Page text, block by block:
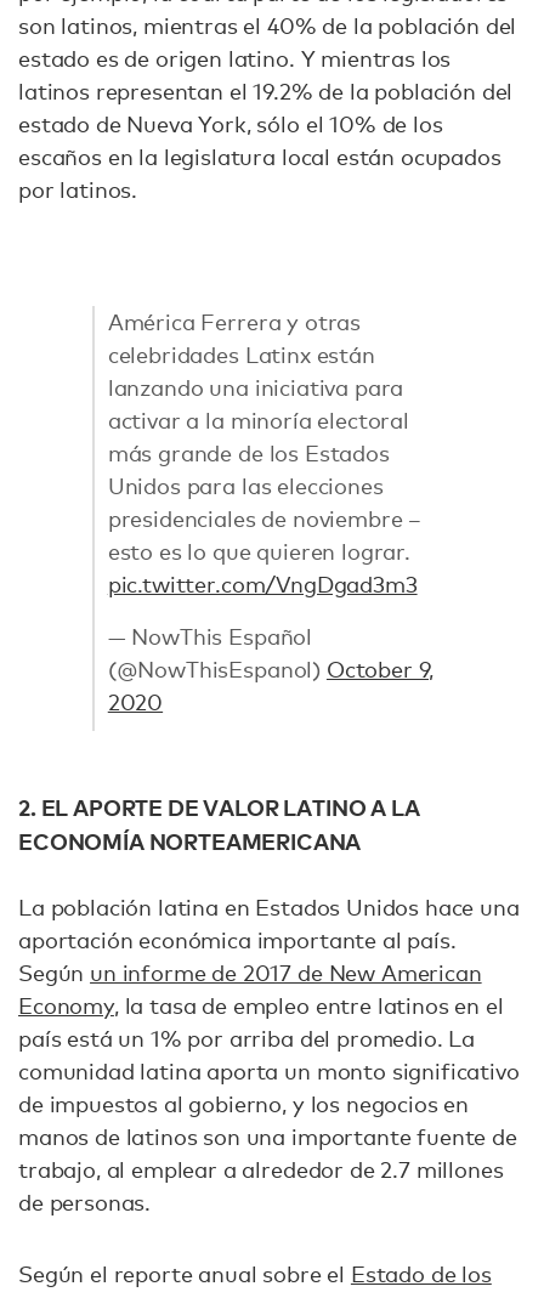
son latinos, mientras el 40% de la población del
estado es de origen latino. Y mientras los
latinos representan el 19.2% de la población del
estado de Nueva York, sólo el 10% de los
escaños en la legislatura local están ocupados
por latinos.
América Ferrera y otras
celebridades Latinx están
lanzando una iniciativa para
activar a la minoría electoral
más grande de los Estados
Unidos para las elecciones
presidenciales de noviembre –
esto es lo que quieren lograr.
pic.twitter.com/VngDgad3m3
— NowThis Español
(@NowThisEspanol) October 9,
2020
2. EL APORTE DE VALOR LATINO A LA
ECONOMÍA NORTEAMERICANA
La población latina en Estados Unidos hace una
aportación económica importante al país.
Según un informe de 2017 de New American
Economy, la tasa de empleo entre latinos en el
país está un 1% por arriba del promedio. La
comunidad latina aporta un monto significativo
de impuestos al gobierno, y los negocios en
manos de latinos son una importante fuente de
trabajo, al emplear a alrededor de 2.7 millones
de personas.
Según el reporte anual sobre el Estado de los